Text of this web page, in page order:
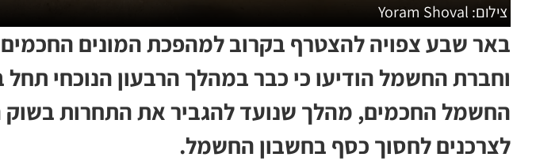
צילום: Yoram Shoval
באר שבע צפויה להצטרף בקרוב למהפכת המונים
וחברת החשמל הודיעו כי כבר במהלך הרבעון הנוכחי תחל
החשמל החכמים, מהלך שנועד להגביר את התחרות
לצרכנים לחסוך כסף בחשבון החשמל.